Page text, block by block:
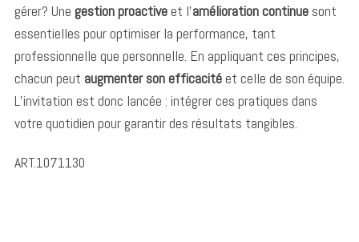
gérer? Une gestion proactiveet l’amélioration continuesont
essentielles pour optimiser la performance, tant
professionnelle que personnelle. En appliquant ces principes,
chacun peut augmenter son efficacitéet celle de son équipe.
L’invitation est donc lancée : intégrer ces pratiques dans
votre quotidien pour garantir des résultats tangibles.
ART.1071130